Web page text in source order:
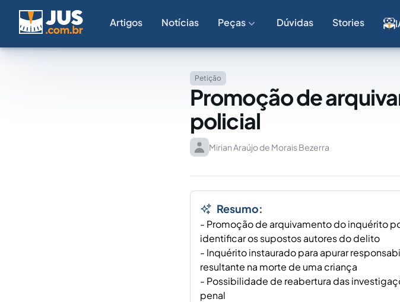
Artigos Notícias Peças Dúvidas Stories
Petição
Promoção de
policial
Mirian Araújo de Morais Bezerra
Resumo:
- Promoção de arquivamento do inquérito
identificar os supostos autores do delito
- Inquérito instaurado para apurar
resultante na morte de uma criança
- Possibilidade de reabertura das
penal